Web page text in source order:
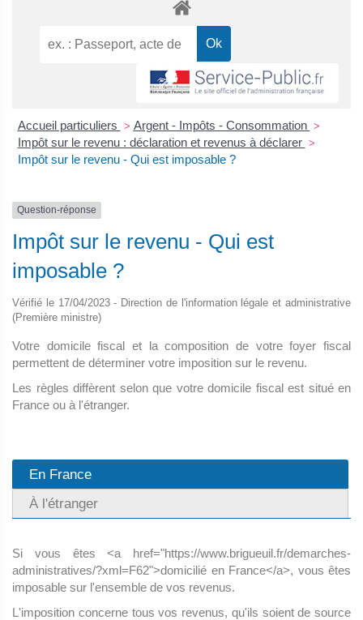
Accueil particuliers > Argent - Impôts - Consommation >
Impôt sur le revenu : déclaration et revenus à déclarer >
Impôt sur le revenu - Qui est imposable ?
Question-réponse
Impôt sur le revenu - Qui est
imposable ?
Vérifié le 17/04/2023 - Direction de l'information légale et administrative
(Première ministre)
Votre domicile fiscal et la composition de votre foyer fiscal
permettent de déterminer votre imposition sur le revenu.
Les règles diffèrent selon que votre domicile fiscal est situé en
France ou à l'étranger.
En France
À l'étranger
Si vous êtes <a href="https://www.brigueuil.fr/demarches-
administratives/?xml=F62">domicilié en France</a>, vous êtes
imposable sur l'ensemble de vos revenus.
L'imposition concerne tous vos revenus, qu'ils soient de source